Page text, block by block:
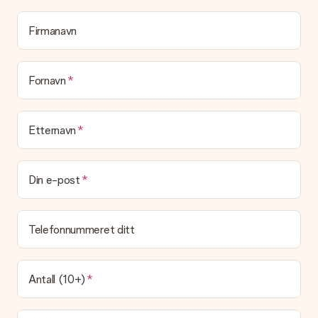
melding på kortet, som vi skriver ut og legger ved pakken. Slik
vet mottakeren nøyaktig hvem han eller hun har å takke for
den flotte overraskelsen.
Blir gaven min pakket inn?
(Foreløpig) tilbyr vi ikke denne tjenesten. Vi leverer våre gaver
Leveringstid, leveringsalternativer og frakt
Kan jeg velge en leveringsdato?
Det er ikke mulig å velge en bestemt leveringsdato.
Leveringstiden er indikert på produktsiden til gaven. Du kan
stole på at vår operatør leverer gaven din denne dagen.
Hvilke leveringsalternativer kan jeg velge mellom?
For tiden er det ikke mulig å velge et leveringsalternativ.
Gaven du bestiller sendes enten som en pakke eller som
postbokslevering. Vil du vite hvilket alternativ bestillingen din
faller inn under? Ta kontakt med vår kundeservice.
Firmanavn
Fornavn
Etternavn
Din e-post
Telefonnummeret ditt
Antall (10+)